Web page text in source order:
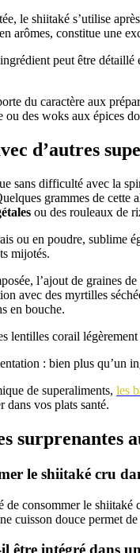
le shiitaké s’utilise
arômes, constitue une
peut être
du caractère aux
ou des woks aux épices
d’autres
sans difficulté avec la
grammes de cette
ou des rouleaux de
ou en poudre, sublime
mijotés.
l’ajout de graines
avec des myrtilles
en bouche.
lentilles corail
: bien plus qu’un
de superaliments, les
dans vos plats santé.
surprenantes
le shiitaké cru
de consommer le shiitaké
cuisson douce permet